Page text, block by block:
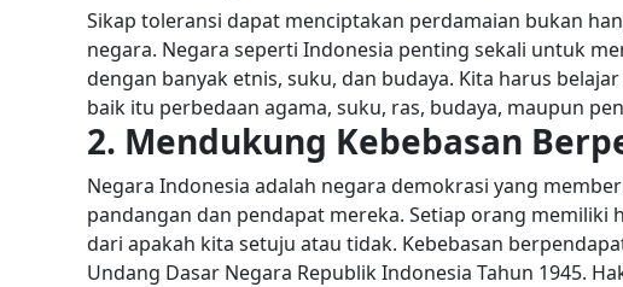
Sikap toleransi dapat menciptakan perdamaian bukan
negara. Negara seperti Indonesia penting sekali untuk
dengan banyak etnis, suku, dan budaya. Kita harus
baik itu perbedaan agama, suku, ras, budaya, maupun
2. Mendukung Kebebasan
Negara Indonesia adalah negara demokrasi yang
pandangan dan pendapat mereka. Setiap orang
dari apakah kita setuju atau tidak. Kebebasan
Undang Dasar Negara Republik Indonesia Tahun 1945.